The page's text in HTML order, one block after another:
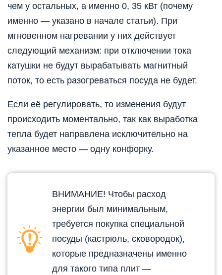
чем у остальных, а именно 0, 35 кВт (почему
именно — указано в начале статьи). При
мгновенном нагревании у них действует
следующий механизм: при отключении тока
катушки не будут вырабатывать магнитный
поток, то есть разогреваться посуда не будет.
Если её регулировать, то изменения будут
происходить моментально, так как выработка
тепла будет направлена исключительно на
указанное место — одну конфорку.
ВНИМАНИЕ! Чтобы расход
энергии был минимальным,
требуется покупка специальной
посуды (кастрюль, сковородок),
которые предназначены именно
для такого типа плит —